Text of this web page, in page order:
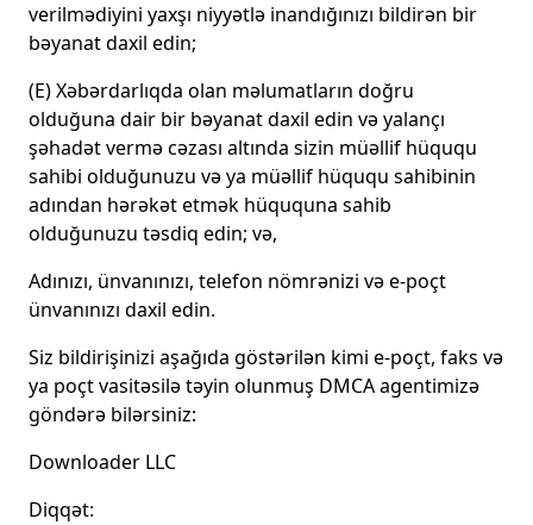
verilmədiyini yaxşı niyyətlə inandığınızı bildirən bir
bəyanat daxil edin;
(E) Xəbərdarlıqda olan məlumatların doğru
olduğuna dair bir bəyanat daxil edin və yalançı
şəhadət vermə cəzası altında sizin müəllif hüququ
sahibi olduğunuzu və ya müəllif hüququ sahibinin
adından hərəkət etmək hüququna sahib
olduğunuzu təsdiq edin; və,
Adınızı, ünvanınızı, telefon nömrənizi və e-poçt
ünvanınızı daxil edin.
Siz bildirişinizi aşağıda göstərilən kimi e-poçt, faks və
ya poçt vasitəsilə təyin olunmuş DMCA agentimizə
göndərə bilərsiniz:
Downloader LLC
Diqqət: